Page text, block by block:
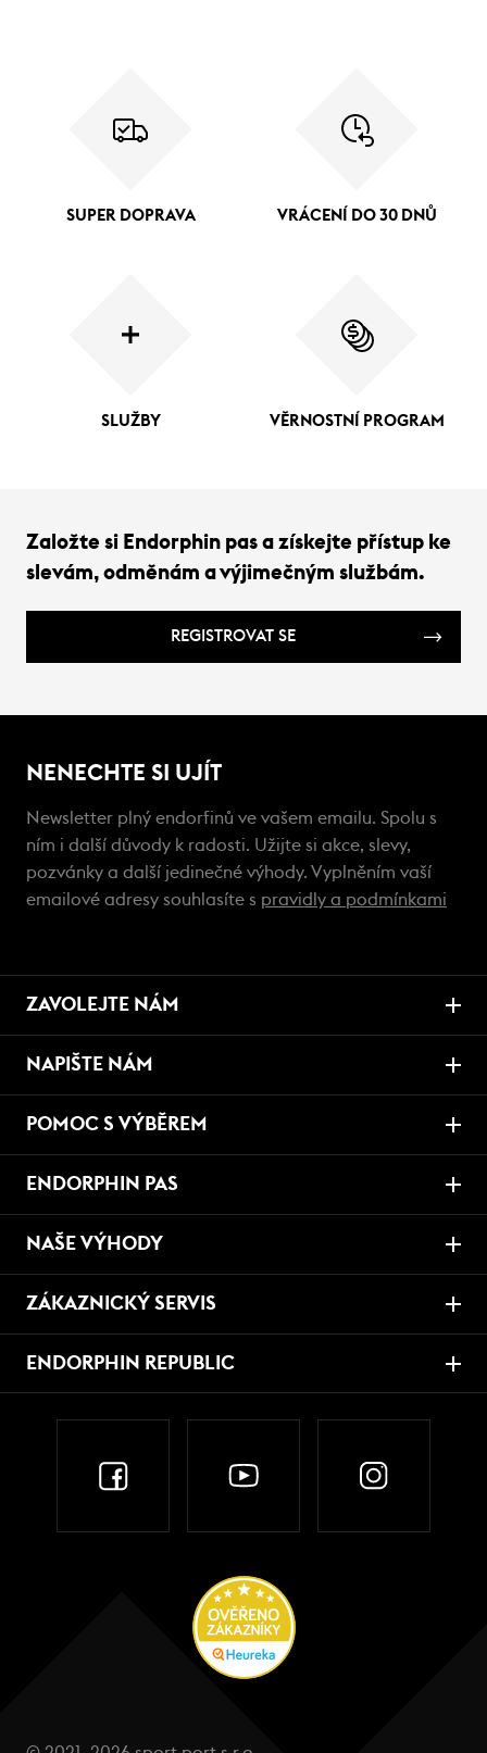
SUPER DOPRAVA VRÁCENÍ DO 30 DNŮ
SLUŽBY VĚRNOSTNÍ PROGRAM
Založte si Endorphin pas a získejte přístup ke
slevám, odměnám a výjimečným službám.
REGISTROVAT SE
NENECHTE SI UJÍT
Newsletter plný endorfinů ve vašem emailu. Spolu s
ním i další důvody k radosti. Užijte si akce, slevy,
pozvánky a další jedinečné výhody. Vyplněním vaší
emailové adresy souhlasíte s pravidly a podmínkami
ZAVOLEJTE NÁM
NAPIŠTE NÁM
POMOC S VÝBĚREM
ENDORPHIN PAS
NAŠE VÝHODY
ZÁKAZNICKÝ SERVIS
ENDORPHIN REPUBLIC